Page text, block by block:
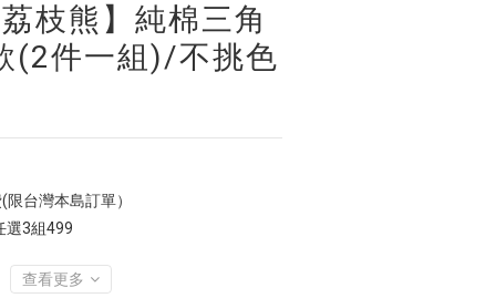
枝熊】純棉三角
(2件一組)/不挑色
台灣本島訂單）
選3組499
查看更多